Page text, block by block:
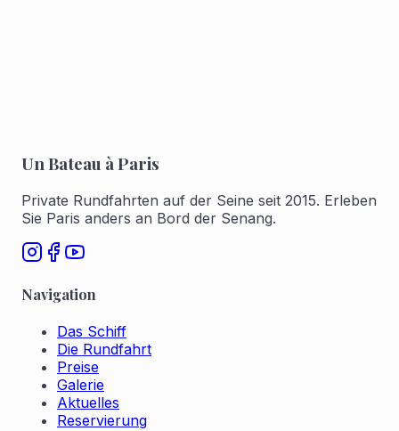
Un Bateau à Paris
Private Rundfahrten auf der Seine seit 2015. Erleben
Sie Paris anders an Bord der Senang.
Navigation
Das Schiff
Die Rundfahrt
Preise
Galerie
Aktuelles
Reservierung